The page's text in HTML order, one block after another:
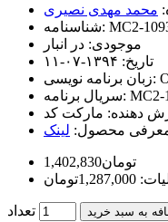
محمد مهدی نصیری
شناسنامه: MC2-
موجودی: در انبار
تاریخ: ۱۳۹۴-۰۷-۱۱
زبان برنامه نویسی:
سریال برنامه: MC2-
دهنده: مارکت کد
معرفی محصول: لینک
1,402,830تومان
تعداد به سبد خرید